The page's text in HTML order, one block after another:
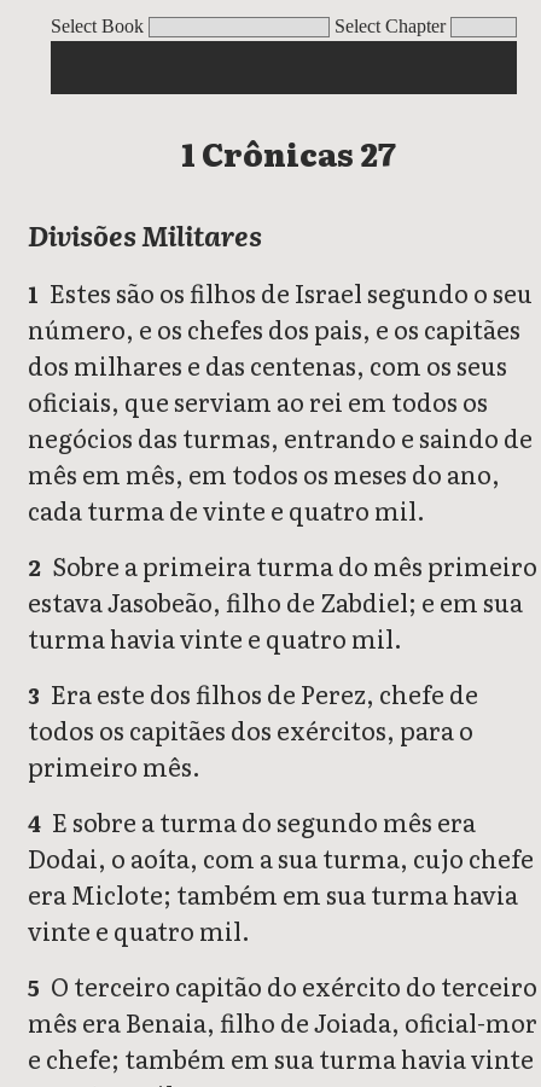
Select Book Select Chapter
1 Crônicas
1 Crônicas 27
Divisões Militares
1 Estes são os filhos de Israel segundo o seu
número, e os chefes dos pais, e os capitães
dos milhares e das centenas, com os seus
oficiais, que serviam ao rei em todos os
negócios das turmas, entrando e saindo de
mês em mês, em todos os meses do ano,
cada turma de vinte e quatro mil.
2 Sobre a primeira turma do mês primeiro
estava Jasobeão, filho de Zabdiel; e em sua
turma havia vinte e quatro mil.
3 Era este dos filhos de Perez, chefe de
todos os capitães dos exércitos, para o
primeiro mês.
4 E sobre a turma do segundo mês era
Dodai, o aoíta, com a sua turma, cujo chefe
era Miclote; também em sua turma havia
vinte e quatro mil.
5 O terceiro capitão do exército do terceiro
mês era Benaia, filho de Joiada, oficial-mor
e chefe; também em sua turma havia vinte